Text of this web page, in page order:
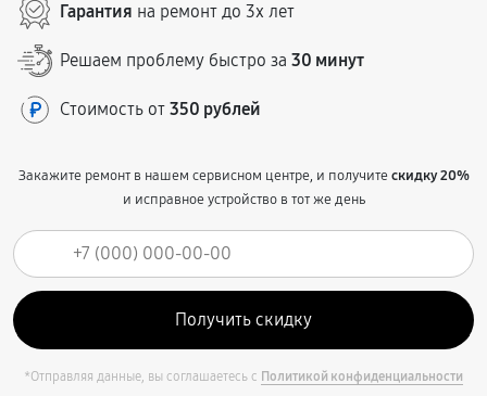
Гарантия на ремонт до 3х лет
Решаем проблему быстро за 30 минут
Стоимость от 350 рублей
Закажите ремонт в нашем сервисном центре, и получитескидку 20%
и исправное устройство в тот же день
*Отправляя данные, вы соглашаетесь с Политикой конфиденциальности